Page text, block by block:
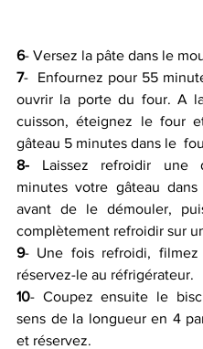
6- Versez la pâte dans le
7-  Enfournez pour 55
ouvrir la porte du four. A
cuisson, éteignez le four
gâteau 5 minutes dans le
8- Laissez refroidir une
minutes votre gâteau
avant de le démouler,
complètement refroidir sur
9- Une fois refroidi,
réservez-le au réfrigérateur.
10- Coupez ensuite le
sens de la longueur en 4
et réservez.